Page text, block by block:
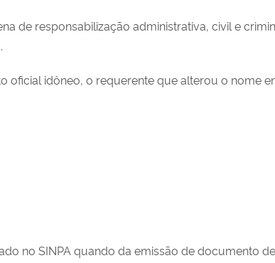
de responsabilização administrativa, civil e
idôneo, o requerente que alterou o nome
no SINPA quando da emissão de documento